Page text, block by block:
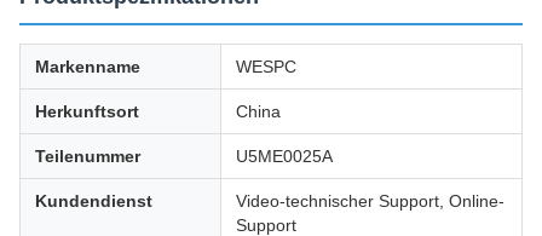
Markenname WESPC
Herkunftsort China
Teilenummer U5ME0025A
Kundendienst
Video-technischer Support, Online-
Support